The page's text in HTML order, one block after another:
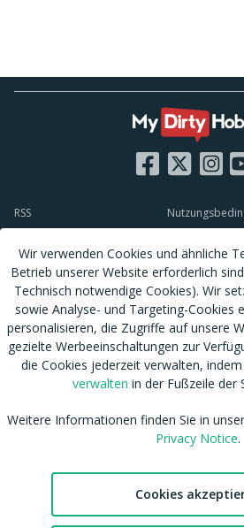
RSS
Shop
Blog
Amateur werden
Sitemap
Download MDH Chat App
FAQ / Kontaktiere uns
Mitgliedschaft
Impressum
Cookies
CSAM Policy
NCC Policy
EU DSA
Leitlinien zu
Accessibility
Presse
Affiliates
cdnsmallfile.mydirtyhobby.com © Copyright
Wir verwenden Cookies und ähnliche
Betrieb unserer Website erforderlich
Technisch notwendige Cookies). Wir
sowie Analyse- und Targeting-Cookies
personalisieren, die Zugriffe auf unsere
gezielte Werbeeinschaltungen zur
die Cookies jederzeit verwalten,
verwalten in der Fußzeile der
Weitere Informationen finden Sie in
Privacy Notice.
Cookies